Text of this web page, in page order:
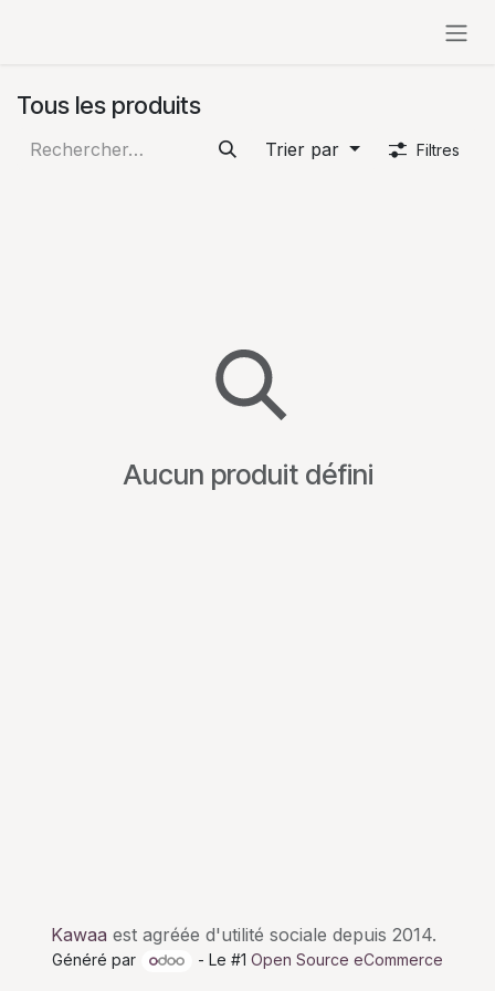
Tous les produits
Trier par Filtres
Aucun produit défini
Kawaa est agréée d'utilité sociale depuis 2014.
Généré par - Le #1Open Source eCommerce